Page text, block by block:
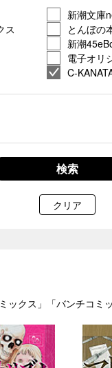
新潮文庫
ス とんぼの
新潮
電子オリ
C-
検索
クリア
クス」「バンチコミ